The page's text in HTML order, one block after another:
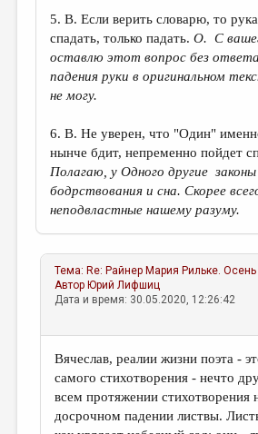
5. В. Если верить словарю, то
спадать, только падать.О. С
оставлю этот вопрос без
падения руки в оригинальном
не могу.
6. В. Не уверен, что "Один"
нынче бдит, непременно
Полагаю, у Одного другие
бодрствования и сна. Скорее
неподвластные нашему разуму.
Тема: Re: Райнер Мария Рильке. Осень
Автор Юрий Лифшиц
Дата и время: 30.05.2020, 12:26:42
Вячеслав, реалии жизни поэта -
самого стихотворения - нечто
всем протяжении стихотворения
досрочном падении листвы.